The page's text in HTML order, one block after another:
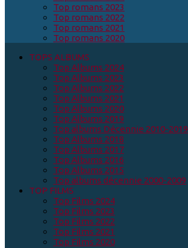
Top romans 2023
Top romans 2022
Top romans 2021
Top romans 2020
TOPS ALBUMS
Top Albums 2024
Top Albums 2023
Top Albums 2022
Top Albums 2021
Top Albums 2020
Top Albums 2019
Top albums Décennie 2010-2019
Top Albums 2018
Top Albums 2017
Top Albums 2016
Top Albums 2015
Top albums décennie 2000-2009
TOP FILMS
Top Films 2024
Top Films 2023
Top Films 2022
Top Films 2021
Top Films 2020